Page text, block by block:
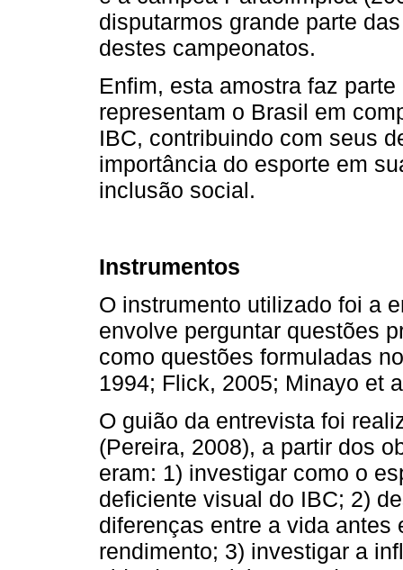
disputarmos grande parte
destes campeonatos.
Enfim, esta amostra faz
representam o Brasil em
IBC, contribuindo com seus
importância do esporte em
inclusão social.
Instrumentos
O instrumento utilizado foi a
envolve perguntar questões
como questões formuladas
1994; Flick, 2005; Minayo et
O guião da entrevista foi
(Pereira, 2008), a partir dos
eram: 1) investigar como o
deficiente visual do IBC; 2)
diferenças entre a vida
rendimento; 3) investigar a